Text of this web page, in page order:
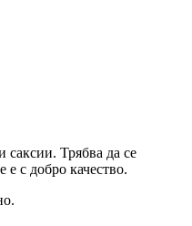
саксии. Трябва да се
е с добро качество.